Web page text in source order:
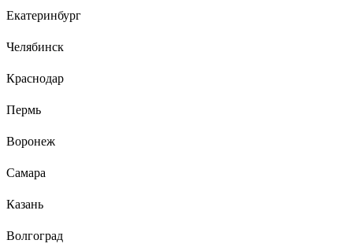
7100011144
Голубцов Дмитрий Андреевич
Быстро есть металл. Медленно изнашивается.
Екатеринбург
Челябинск
Краснодар
Пермь
Воронеж
Самара
Казань
Волгоград